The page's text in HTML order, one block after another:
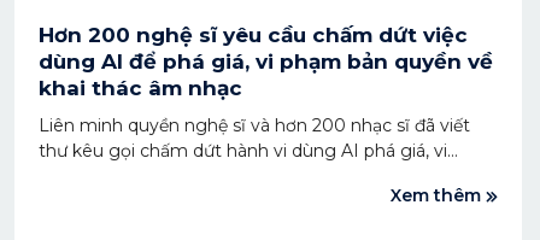
Hơn 200 nghệ sĩ yêu cầu chấm dứt việc
dùng AI để phá giá, vi phạm bản quyền về
khai thác âm nhạc
Liên minh quyền nghệ sĩ và hơn 200 nhạc sĩ đã viết
thư kêu gọi chấm dứt hành vi dùng AI phá giá, vi
Xem thêm